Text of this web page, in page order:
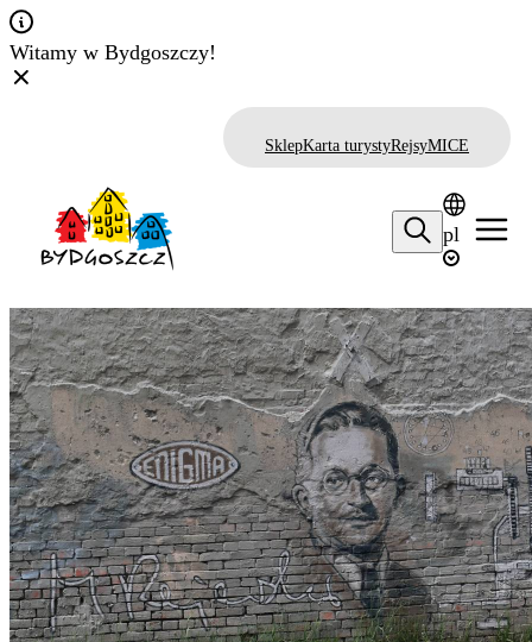
Witamy w Bydgoszczy!
SklepKarta turystyRejsyMICE
pl